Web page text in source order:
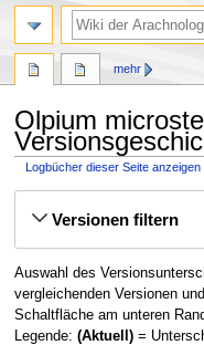
Olpium
Logbücher dieser Seite anzeigen
Navigation
SucheVersionen filtern
Auswahl des
vergleichenden Versionen
Schaltfläche am unteren
Legende: (Aktuell)=
mehr